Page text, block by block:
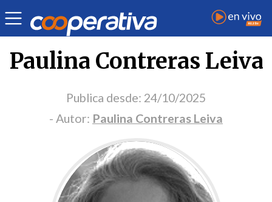
Portada Opinión
Paulina Contreras Leiva
Publica desde: 24/10/2025
- Autor: Paulina Contreras Leiva